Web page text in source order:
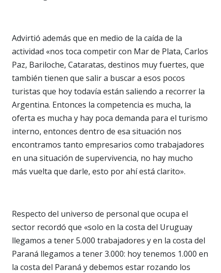
Advirtió además que en medio de la caída de la
actividad «nos toca competir con Mar de Plata, Carlos
Paz, Bariloche, Cataratas, destinos muy fuertes, que
también tienen que salir a buscar a esos pocos
turistas que hoy todavía están saliendo a recorrer la
Argentina. Entonces la competencia es mucha, la
oferta es mucha y hay poca demanda para el turismo
interno, entonces dentro de esa situación nos
encontramos tanto empresarios como trabajadores
en una situación de supervivencia, no hay mucho
más vuelta que darle, esto por ahí está clarito».
Respecto del universo de personal que ocupa el
sector recordó que «solo en la costa del Uruguay
llegamos a tener 5.000 trabajadores y en la costa del
Paraná llegamos a tener 3.000: hoy tenemos 1.000 en
la costa del Paraná y debemos estar rozando los